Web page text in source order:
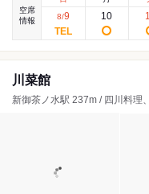
空席
情報
8/9 10
川菜館
新御茶ノ水駅 237m / 四川料理